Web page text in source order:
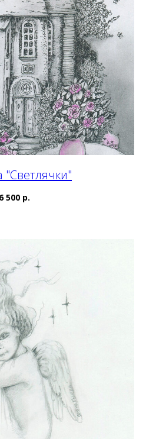
"Светлячки"
6 500 р.